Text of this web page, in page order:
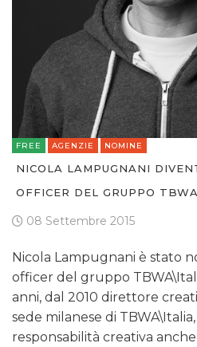
FREE AGENZIE NOMINE
NICOLA LAMPUGNANI
OFFICER DEL GRUPPO
08 Settembre 2015
Nicola Lampugnani è stato
officer del gruppo
anni, dal 2010 direttore
sede milanese di
responsabilità creativa